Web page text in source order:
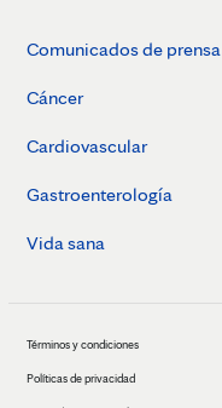
Comunicados de prensa
Cáncer
Cardiovascular
Gastroenterología
Vida sana
Términos y condiciones
Políticas de privacidad